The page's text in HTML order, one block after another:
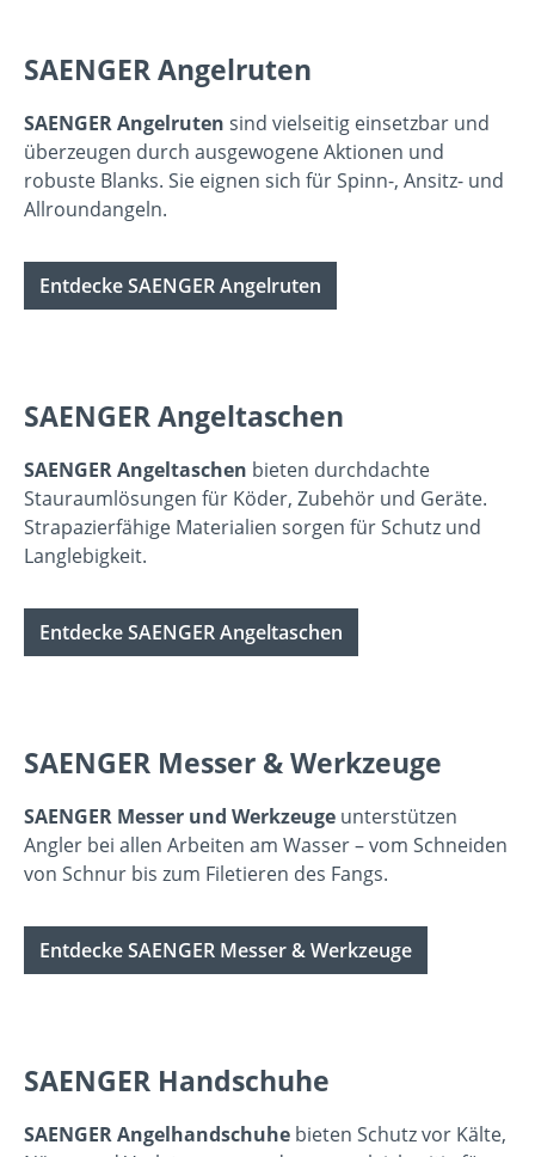
SAENGER Angelruten
SAENGER Angelruten sind vielseitig einsetzbar und
überzeugen durch ausgewogene Aktionen und
robuste Blanks. Sie eignen sich für Spinn-, Ansitz- und
Allroundangeln.
Entdecke SAENGER Angelruten
SAENGER Angeltaschen
SAENGER Angeltaschen bieten durchdachte
Stauraumlösungen für Köder, Zubehör und Geräte.
Strapazierfähige Materialien sorgen für Schutz und
Langlebigkeit.
Entdecke SAENGER Angeltaschen
SAENGER Messer & Werkzeuge
SAENGER Messer und Werkzeuge unterstützen
Angler bei allen Arbeiten am Wasser – vom Schneiden
von Schnur bis zum Filetieren des Fangs.
Entdecke SAENGER Messer & Werkzeuge
SAENGER Handschuhe
SAENGER Angelhandschuhe bieten Schutz vor Kälte,